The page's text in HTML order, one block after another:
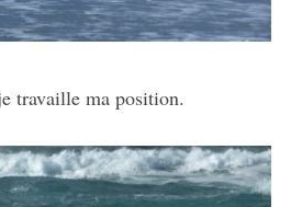
travaille ma position.